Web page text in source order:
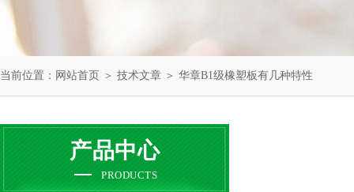
当前位置： 网站首页 ＞ 技术文章 ＞ 华章B1级橡塑板有几种特性
产品中心
PRODUCTS